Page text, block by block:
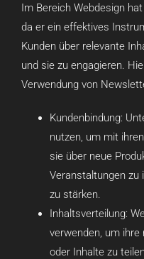
Im Bereich Webdesign
da er ein effektives
Kunden über relevante
und sie zu engagieren.
Verwendung von
Kundenbindung:
nutzen, um mit
sie über neue
Veranstaltungen zu
zu stärken.
Inhaltsverteilung:
verwenden, um ihre
oder Inhalte zu